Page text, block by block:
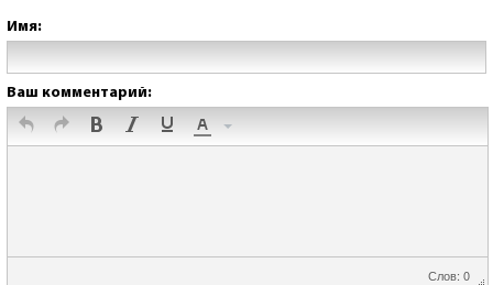
Имя:
Ваш комментарий:
Слов: 0